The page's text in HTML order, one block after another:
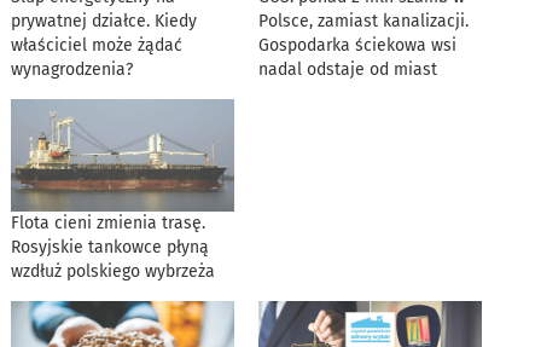
prywatnej działce. Kiedy
właściciel może żądać
wynagrodzenia?
Polsce, zamiast kanalizacji.
Gospodarka ściekowa wsi
nadal odstaje od miast
Flota cieni zmienia trasę.
Rosyjskie tankowce płyną
wzdłuż polskiego wybrzeża